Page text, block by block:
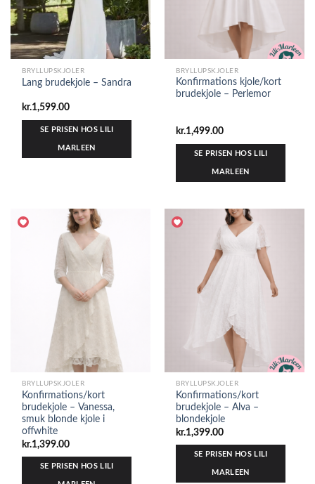
BRYLLUPSKJOLER
Lang brudekjole – Sandra
kr.1,599.00
SE PRISEN HOS LILI
MARLEEN
BRYLLUPSKJOLER
Konfirmations kjole/kort
brudekjole – Perlemor
kr.1,499.00
SE PRISEN HOS LILI
MARLEEN
BRYLLUPSKJOLER
Konfirmations/kort
brudekjole – Vanessa,
smuk blonde kjole i
offwhite
kr.1,399.00
SE PRISEN HOS LILI
BRYLLUPSKJOLER
Konfirmations/kort
brudekjole – Alva –
blondekjole
kr.1,399.00
SE PRISEN HOS LILI
MARLEEN